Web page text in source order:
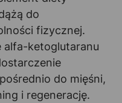
do
fizycznej.
alfa-ketoglutaranu
do mięśni,
i regenerację.